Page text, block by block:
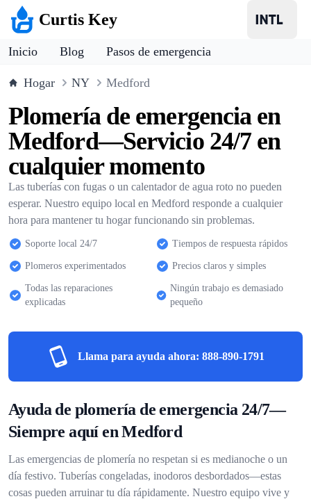
Curtis Key
Inicio Blog Pasos de emergencia
Hogar NY Medford
Plomería de emergencia en
Medford—Servicio 24/7 en
cualquier momento
Las tuberías con fugas o un calentador de agua roto no pueden
esperar. Nuestro equipo local en Medford responde a cualquier
hora para mantener tu hogar funcionando sin problemas.
Soporte local 24/7 Tiempos de respuesta rápidos
Plomeros experimentados Precios claros y simples
Todas las reparaciones
explicadas
Ningún trabajo es demasiado
pequeño
Llama para ayuda ahora: 888-890-1791
Ayuda de plomería de emergencia 24/7—
Siempre aquí en Medford
Las emergencias de plomería no respetan si es medianoche o un
día festivo. Tuberías congeladas, inodoros desbordados—estas
cosas pueden arruinar tu día rápidamente. Nuestro equipo vive y